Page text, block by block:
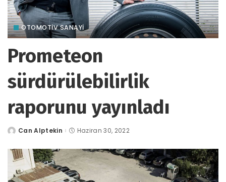
OTOMOTIV SANAYI
Prometeon
sürdürülebilirlik
raporunu yayınladı
tarafından
Can Alptekin Haziran 30, 2022